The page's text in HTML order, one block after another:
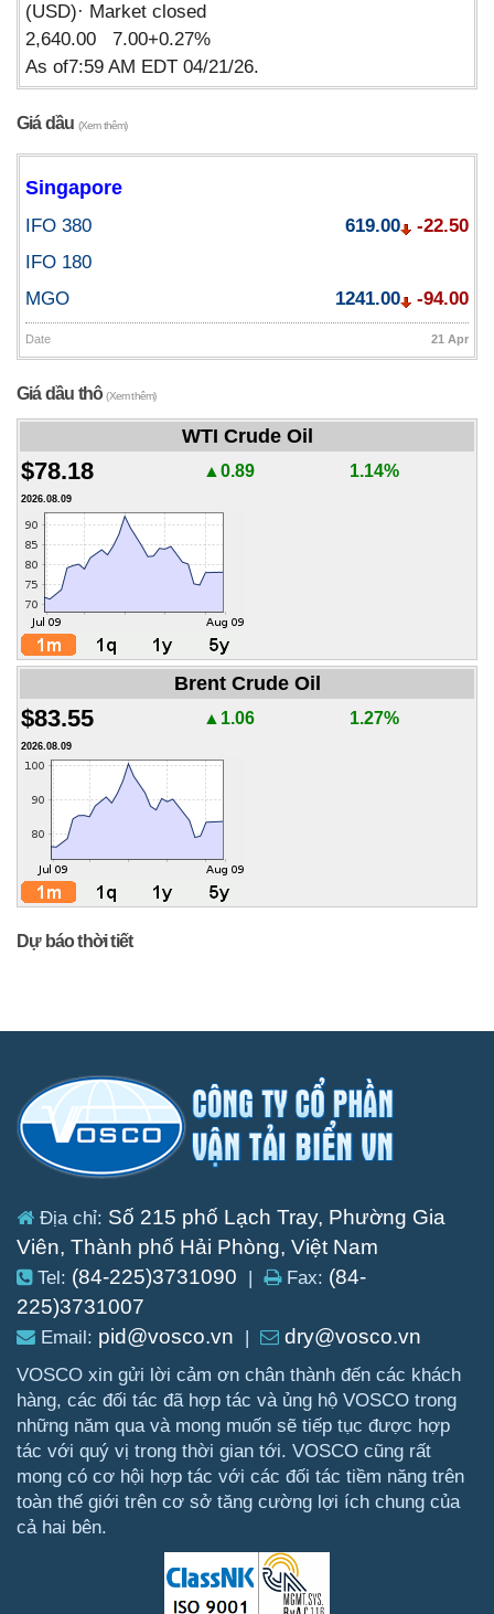
(USD)· Market closed
2,640.00 7.00+0.27%
As of7:59 AM EDT 04/21/26.
Giá dầu (Xem thêm)
Singapore
IFO 380 619.00
-22.50
IFO 180
MGO
1241.00 -94.00
Date 21 Apr
Giá dầu thô(Xem thêm)
WTI Crude Oil
$78.18 ▲0.89 1.14%
2026.08.09
Brent Crude Oil
$83.55 ▲1.06 1.27%
2026.08.09
Dự báo thời tiết
Địa chỉ: Số 215 phố Lạch Tray, Phường Gia
Viên, Thành phố Hải Phòng, Việt Nam
Tel: (84-225)3731090 | Fax: (84-
225)3731007
Email: pid@vosco.vn | dry@vosco.vn
VOSCO xin gửi lời cảm ơn chân thành đến các khách
hàng, các đối tác đã hợp tác và ủng hộ VOSCO trong
những năm qua và mong muốn sẽ tiếp tục được hợp
tác với quý vị trong thời gian tới. VOSCO cũng rất
mong có cơ hội hợp tác với các đối tác tiềm năng trên
toàn thế giới trên cơ sở tăng cường lợi ích chung của
cả hai bên.